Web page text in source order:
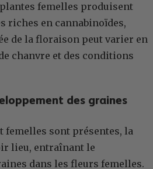
femelles produisent
riches en cannabinoïdes,
de la floraison peut varier en
chanvre et des conditions
des graines
femelles sont présentes, la
lieu, entraînant le
dans les fleurs femelles.